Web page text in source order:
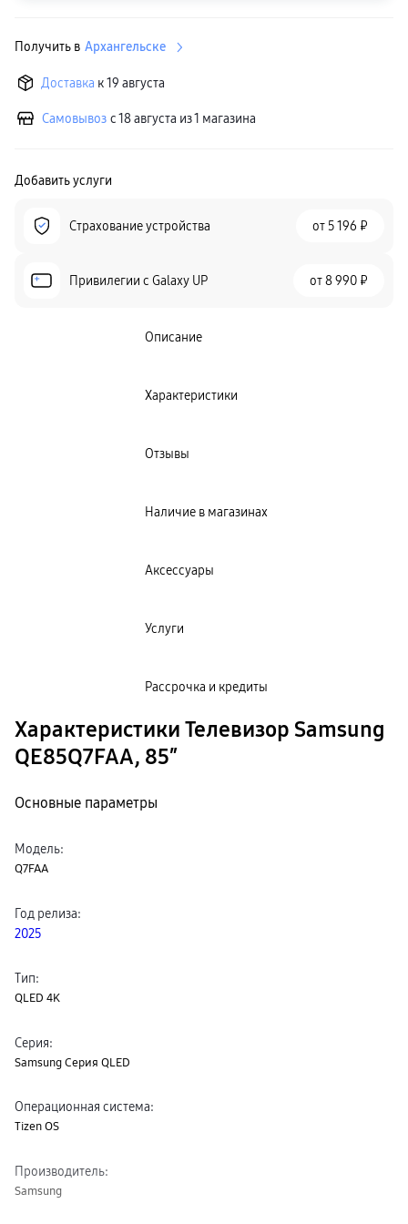
Уценка
Получить в Архангельске
Доставка к 19 августа
Самовывоз с 18 августа из 1 магазина
Добавить услуги
Страхование устройства от 5 196 ₽
Привилегии c Galaxy UP от8 990 ₽
Описание
Характеристики
Отзывы
Наличие в магазинах
Аксессуары
Услуги
Рассрочка и кредиты
Характеристики Телевизор Samsung
QE85Q7FAA, 85″
Основные параметры
Модель:
Q7FAA
Год релиза:
2025
Тип:
QLED 4K
Серия:
Samsung Серия QLED
Операционная система:
Tizen OS
Производитель:
Samsung